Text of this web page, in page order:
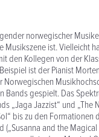
norwegischer
Musikszene ist. Vielleicht
den Kollegen von der
ist der Pianist
Bands gespielt. Das
„Jaga Jazzist“ und
bis zu den
(„Susanna and the